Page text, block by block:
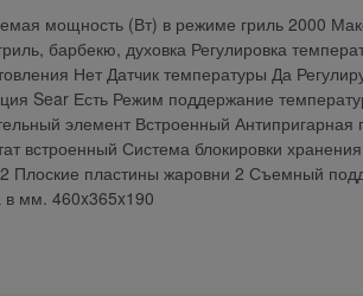
мощность (Вт) в режиме гриль 2000
барбекю, духовка Регулировка
Нет Датчик температуры Да
Sear Есть Режим поддержание
элемент Встроенный Антипригарная
встроенный Система блокировки
Плоские пластины жаровни 2 Съемный
мм. 460x365x190